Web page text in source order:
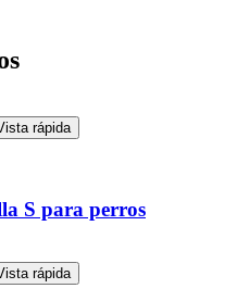
rápida
S para perros
rápida